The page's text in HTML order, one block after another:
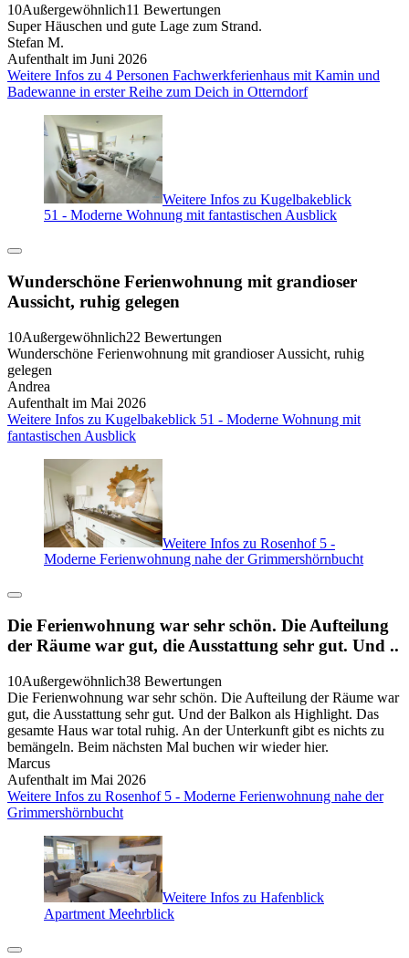
10Außergewöhnlich11 Bewertungen
Super Häuschen und gute Lage zum Strand.
Stefan M.
Aufenthalt im Juni 2026
Weitere Infos zu 4 Personen Fachwerkferienhaus mit Kamin und
Badewanne in erster Reihe zum Deich in Otterndorf
Weitere Infos zu Kugelbakeblick
51 - Moderne Wohnung mit fantastischen Ausblick
Wunderschöne Ferienwohnung mit grandioser
Aussicht, ruhig gelegen
10Außergewöhnlich22 Bewertungen
Wunderschöne Ferienwohnung mit grandioser Aussicht, ruhig
gelegen
Andrea
Aufenthalt im Mai 2026
Weitere Infos zu Kugelbakeblick 51 - Moderne Wohnung mit
fantastischen Ausblick
Weitere Infos zu Rosenhof 5 -
Moderne Ferienwohnung nahe der Grimmershörnbucht
Die Ferienwohnung war sehr schön. Die Aufteilung
der Räume war gut, die Ausstattung sehr gut. Und ..
10Außergewöhnlich38 Bewertungen
Die Ferienwohnung war sehr schön. Die Aufteilung der Räume war
gut, die Ausstattung sehr gut. Und der Balkon als Highlight. Das
gesamte Haus war total ruhig. An der Unterkunft gibt es nichts zu
bemängeln. Beim nächsten Mal buchen wir wieder hier.
Marcus
Aufenthalt im Mai 2026
Weitere Infos zu Rosenhof 5 - Moderne Ferienwohnung nahe der
Grimmershörnbucht
Weitere Infos zu Hafenblick
Apartment Meehrblick